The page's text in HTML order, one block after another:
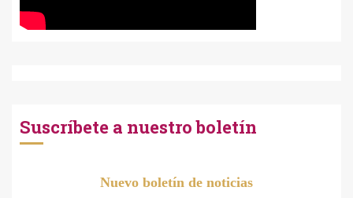
Suscríbete a nuestro boletín
Nuevo boletín de noticias